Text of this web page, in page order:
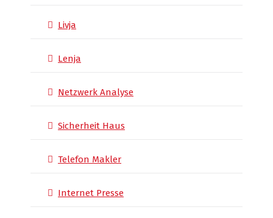
Livja
Lenja
Netzwerk Analyse
Sicherheit Haus
Telefon Makler
Internet Presse